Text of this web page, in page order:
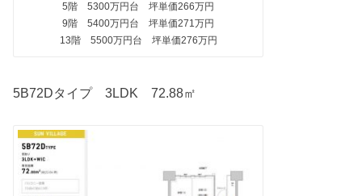
5階 5300万円台 坪単価266万円
9階 5400万円台 坪単価271万円
13階 5500万円台 坪単価276万円
5B72Dタイプ 3LDK 72.88㎡